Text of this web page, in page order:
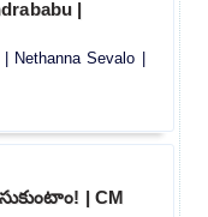
|
Sevalo |
| CM